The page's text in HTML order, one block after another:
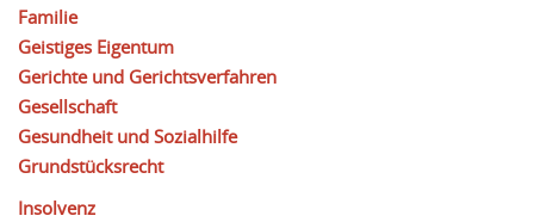
Familie
Geistiges Eigentum
Gerichte und Gerichtsverfahren
Gesellschaft
Gesundheit und Sozialhilfe
Grundstücksrecht
Insolvenz